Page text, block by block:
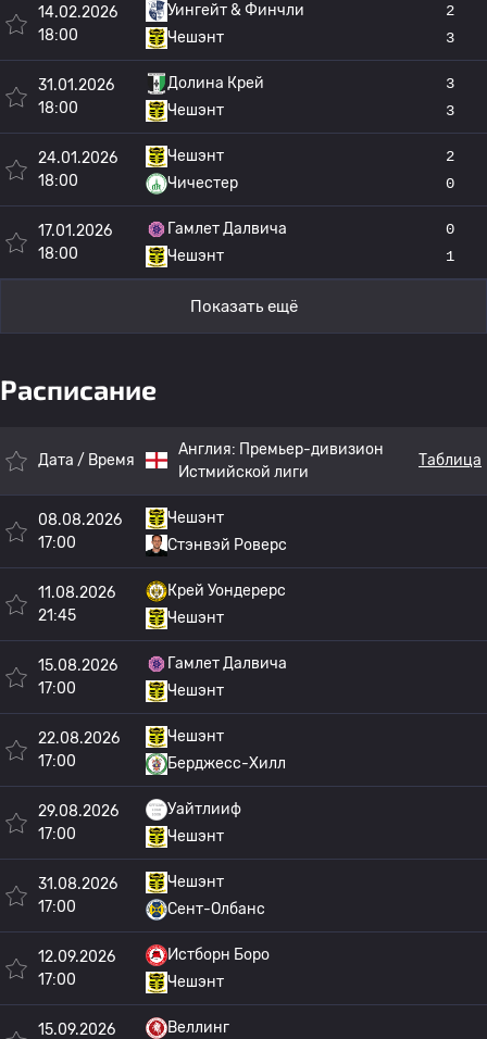
14.02.2026
18:00
Уингейт & Финчли
Чешэнт
2
3
31.01.2026
18:00
Долина Крей
Чешэнт
3
3
24.01.2026
18:00
Чешэнт
Чичестер
2
0
17.01.2026
18:00
Гамлет Далвича
Чешэнт
0
1
Показать ещё
Расписание
Дата / Время
Англия: Премьер-дивизион
Истмийской лиги
Таблица
08.08.2026
17:00
Чешэнт
Стэнвэй Роверс
11.08.2026
21:45
Крей Уондерерс
Чешэнт
15.08.2026
17:00
Гамлет Далвича
Чешэнт
22.08.2026
17:00
Чешэнт
Берджесс-Хилл
29.08.2026
17:00
Уайтлииф
Чешэнт
31.08.2026
17:00
Чешэнт
Сент-Олбанс
12.09.2026
17:00
Истборн Боро
Чешэнт
15.09.2026 Веллинг